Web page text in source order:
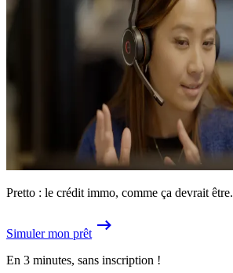
Pretto : le crédit immo, comme ça devrait être.
Simuler mon prêt
En 3 minutes, sans inscription !